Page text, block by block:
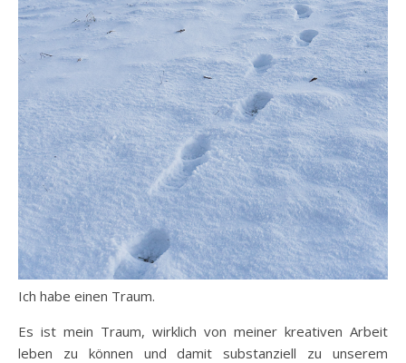
Ich habe einen Traum.
Es ist mein Traum, wirklich von meiner kreativen Arbeit
leben zu können und damit substanziell zu unserem